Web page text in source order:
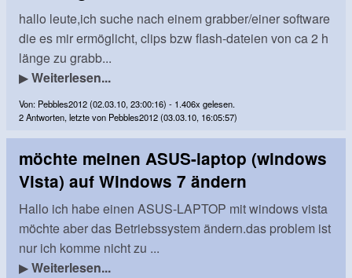
hallo leute,ich suche nach einem grabber/einer software
die es mir ermöglicht, clips bzw flash-dateien von ca 2 h
länge zu grabb...
▶Weiterlesen...
Von: Pebbles2012 (02.03.10, 23:00:16) - 1.406x gelesen.
2 Antworten, letzte von Pebbles2012 (03.03.10, 16:05:57)
möchte meinen ASUS-laptop (windows
Vista) auf Windows 7 ändern
Hallo ich habe einen ASUS-LAPTOP mit windows vista
möchte aber das Betriebssystem ändern.das problem ist
nur ich komme nicht zu ...
▶Weiterlesen...